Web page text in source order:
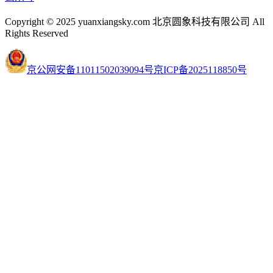
Copyright © 2025 yuanxiangsky.com 北京圆象科技有限公司 All
Rights Reserved
京公网安备11011502039094号京ICP备2025118850号